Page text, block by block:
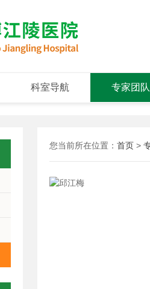
科室导航 专家团队
您当前所在位置： 首页 >